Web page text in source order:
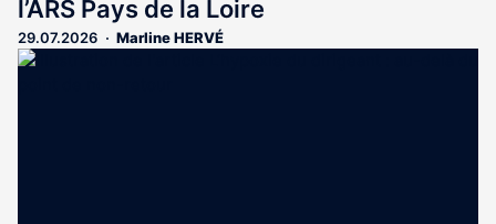
l’ARS Pays de la Loire
29.07.2026 Marline HERVÉ